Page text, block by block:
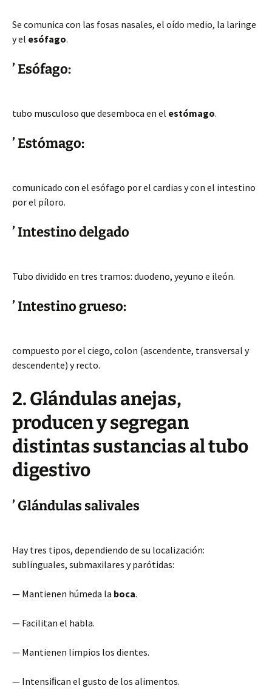
Se comunica con las fosas nasales, el oído medio, la laringe
y el esófago.
’ Esófago:
tubo musculoso que desemboca en el estómago.
’ Estómago:
comunicado con el esófago por el cardias y con el intestino
por el píloro.
’ Intestino delgado
Tubo dividido en tres tramos: duodeno, yeyuno e ileón.
’ Intestino grueso:
compuesto por el ciego, colon (ascendente, transversal y
descendente) y recto.
2. Glándulas anejas,
producen y segregan
distintas sustancias al tubo
digestivo
’ Glándulas salivales
Hay tres tipos, dependiendo de su localización:
sublinguales, submaxilares y parótidas:
— Mantienen húmeda la boca.
— Facilitan el habla.
— Mantienen limpios los dientes.
— Intensiﬁcan el gusto de los alimentos.